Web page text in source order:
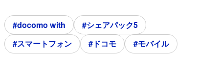
#docomo with
#シェアパック5
#スマートフォン
#ドコモ #モバイル